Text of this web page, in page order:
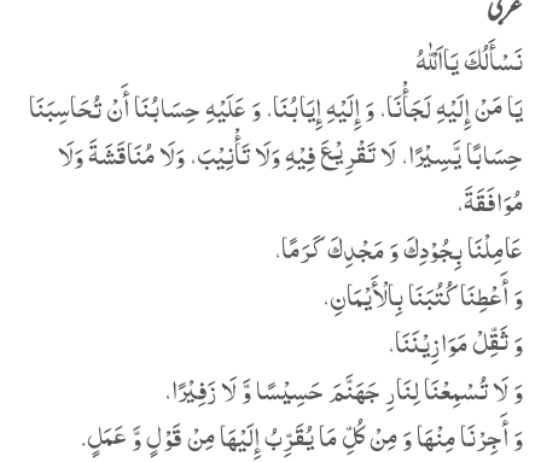
عربی
نَسْأَلُكَ یَااَلْلّٰهُ
یَا مَنْ إِلَیْهِ لَجَأْنَا، وَ إِلَیْهِ إِیَابُنَا، وَ عَلَیْهِ حِسَابُنَا أَنْ تُحَاسِبَنَا
حِسَابًا یَّسِیْرًا، لَا تَقْرِیْعَ فِیْهِ وَلَا تَأْنِیْبَ، وَلَا مُنَاقَشَةَ وَلَا
مُوَافَقَةَ،
عَامِلْنَا بِجُوْدِكَ وَ مَجْدِكَ کَرَمًا،
وَ أَعْطِنَا کُتُبَنَا بِالْأَیْمَانِ،
وَ ثَقِّلْ مَوَازِیْنَنَا،
وَ لَا تُسْمِعْنَا لِنَارِ جَھَنَّمَ حَسِیْسًا وَّ لَا زَفِیْرًا،
وَ أَجِرْنَا مِنْھَا وَ مِنْ کُلِّ مَا یُقَرِّبُ إِلَیْھَا مِنْ قَوْلٍ وَّ عَمَلٍ.